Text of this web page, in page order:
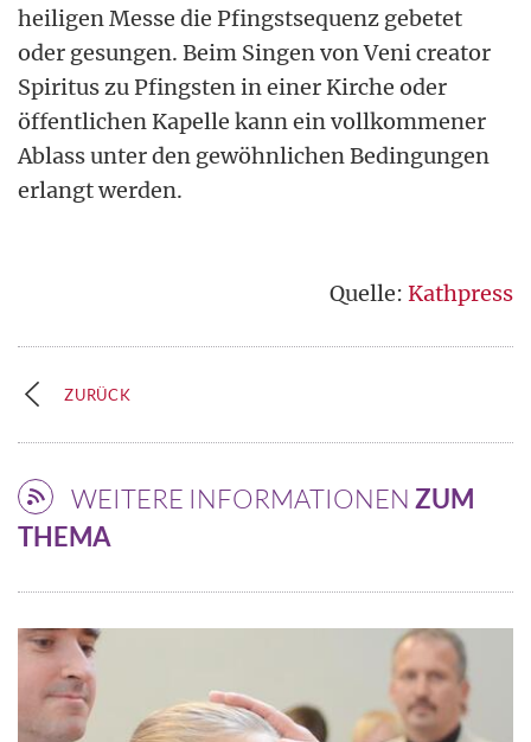
heiligen Messe die Pfingstsequenz gebetet
oder gesungen. Beim Singen von Veni creator
Spiritus zu Pfingsten in einer Kirche oder
öffentlichen Kapelle kann ein vollkommener
Ablass unter den gewöhnlichen Bedingungen
erlangt werden.
Quelle: Kathpress
ZURÜCK
WEITERE INFORMATIONEN ZUM
THEMA